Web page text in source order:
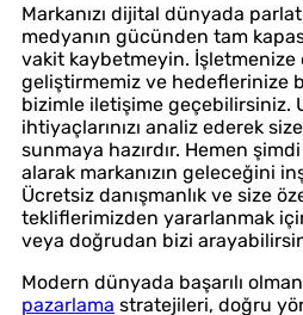
Markanızı dijital dünyada
medyanın gücünden tam
vakit kaybetmeyin. İşletmenize
geliştirmemiz ve hedeflerinize
bizimle iletişime geçebilirsiniz.
ihtiyaçlarınızı analiz ederek
sunmaya hazırdır. Hemen
alarak markanızın geleceğini
Ücretsiz danışmanlık ve size
tekliflerimizden yararlanmak
veya doğrudan bizi
Modern dünyada başarılı
pazarlama stratejileri, doğru